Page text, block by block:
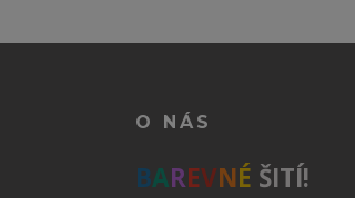
O NÁS
BAREVNÉ ŠITÍ!